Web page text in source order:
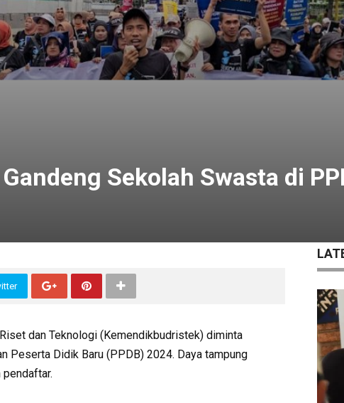
Sekolah Swasta di
dan Teknologi (Kemendikbudristek) diminta
Peserta Didik Baru (PPDB) 2024. Daya tampung